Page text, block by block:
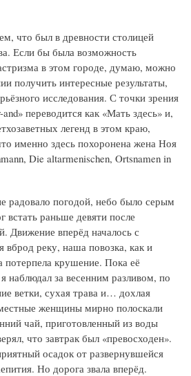
что был в древности столицей
Если бы была возможность
в этом городе, думаю, можно
получить интересные результаты,
исследования. С точки зрения
переводится как «Мать здесь» и,
легенд в этом краю,
именно здесь похоронена жена Ноя
Die altarmenischen, Ortsnamen in
радовало погодой, небо было серым
встать раньше девяти после
Движение вперёд началось с
вброд реку, наша повозка, как и
потерпела крушение. Пока её
наблюдал за весенним разливом, по
ветки, сухая трава и… дохлая
женщины мирно полоскали
чай, приготовленный из воды
что завтрак был «превосходен».
осадок от развернувшейся
Но дорога звала вперёд.